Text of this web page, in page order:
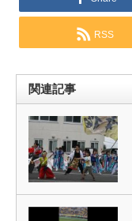
RSS
関連記事